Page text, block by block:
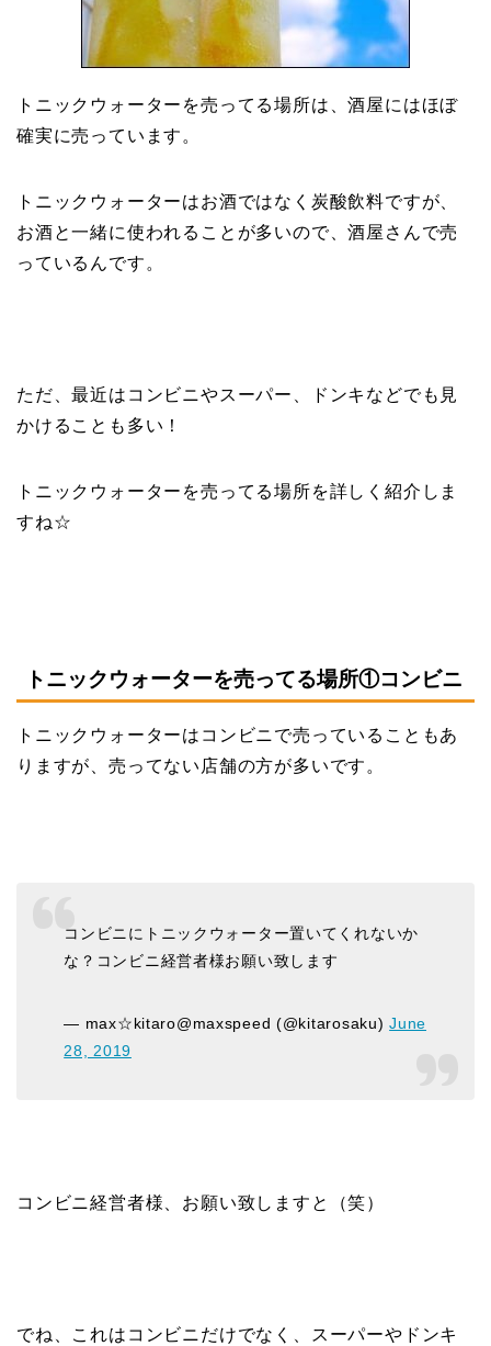
トニックウォーターを売ってる場所は、酒屋にはほぼ
確実に売っています。
トニックウォーターはお酒ではなく炭酸飲料ですが、
お酒と一緒に使われることが多いので、酒屋さんで売
っているんです。
ただ、最近はコンビニやスーパー、ドンキなどでも見
かけることも多い！
トニックウォーターを売ってる場所を詳しく紹介しま
すね☆
トニックウォーターを売ってる場所①コンビニ
トニックウォーターはコンビニで売っていることもあ
りますが、売ってない店舗の方が多いです。
コンビニにトニックウォーター置いてくれないか
な？コンビニ経営者様お願い致します
— max☆kitaro@maxspeed (@kitarosaku)June
28, 2019
コンビニ経営者様、お願い致しますと（笑）
でね、これはコンビニだけでなく、スーパーやドンキ